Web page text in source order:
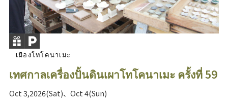
เมืองโทโคนาเมะ
เทศกาลเครื่องปั้นดินเผาโทโคนาเมะ ครั้งที่ 59
Oct 3,2026(Sat)、Oct 4(Sun)